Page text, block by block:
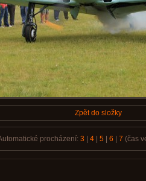
Zpět do složky
procházení: 3 4| 5| 6 7 (čas